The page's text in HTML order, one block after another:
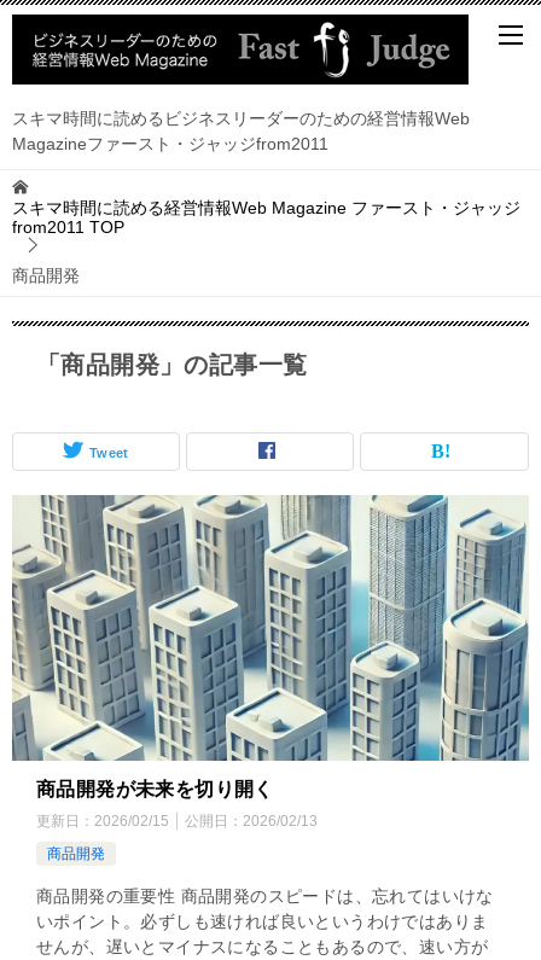
スキマ時間に読めるビジネスリーダーのための経営情報Web
Magazineファースト・ジャッジfrom2011
スキマ時間に読める経営情報Web Magazine ファースト・ジャッジ
from2011 TOP
商品開発
「商品開発」の記事一覧
Tweet
商品開発が未来を切り開く
更新日： 2026/02/15 公開日： 2026/02/13
商品開発
商品開発の重要性 商品開発のスピードは、忘れてはいけな
いポイント。必ずしも速ければ良いというわけではありま
せんが、遅いとマイナスになることもあるので、速い方が